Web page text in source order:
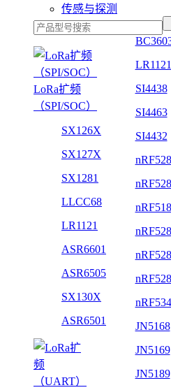
传感与探测
LoRa扩频
（SPI/SOC）
SX126X
SX127X
SX1281
LLCC68
LR1121
ASR6601
ASR6505
SX130X
ASR6501
LR1121
SI4438
SI4463
SI4432
JN5168
JN5169
JN5189